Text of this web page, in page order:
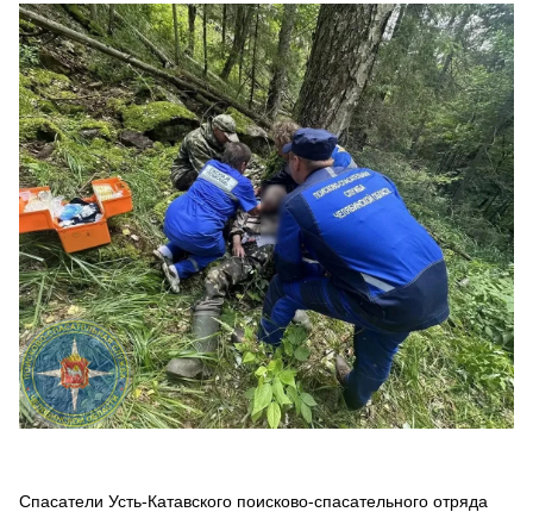
Спасатели Усть-Катавского поисково-спасательного отряда